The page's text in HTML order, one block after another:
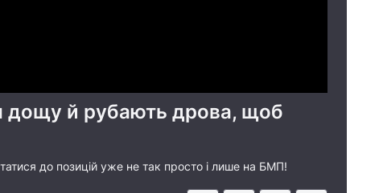
дощу й рубають дрова, щоб
до позицій уже не так просто і лише на БМП!